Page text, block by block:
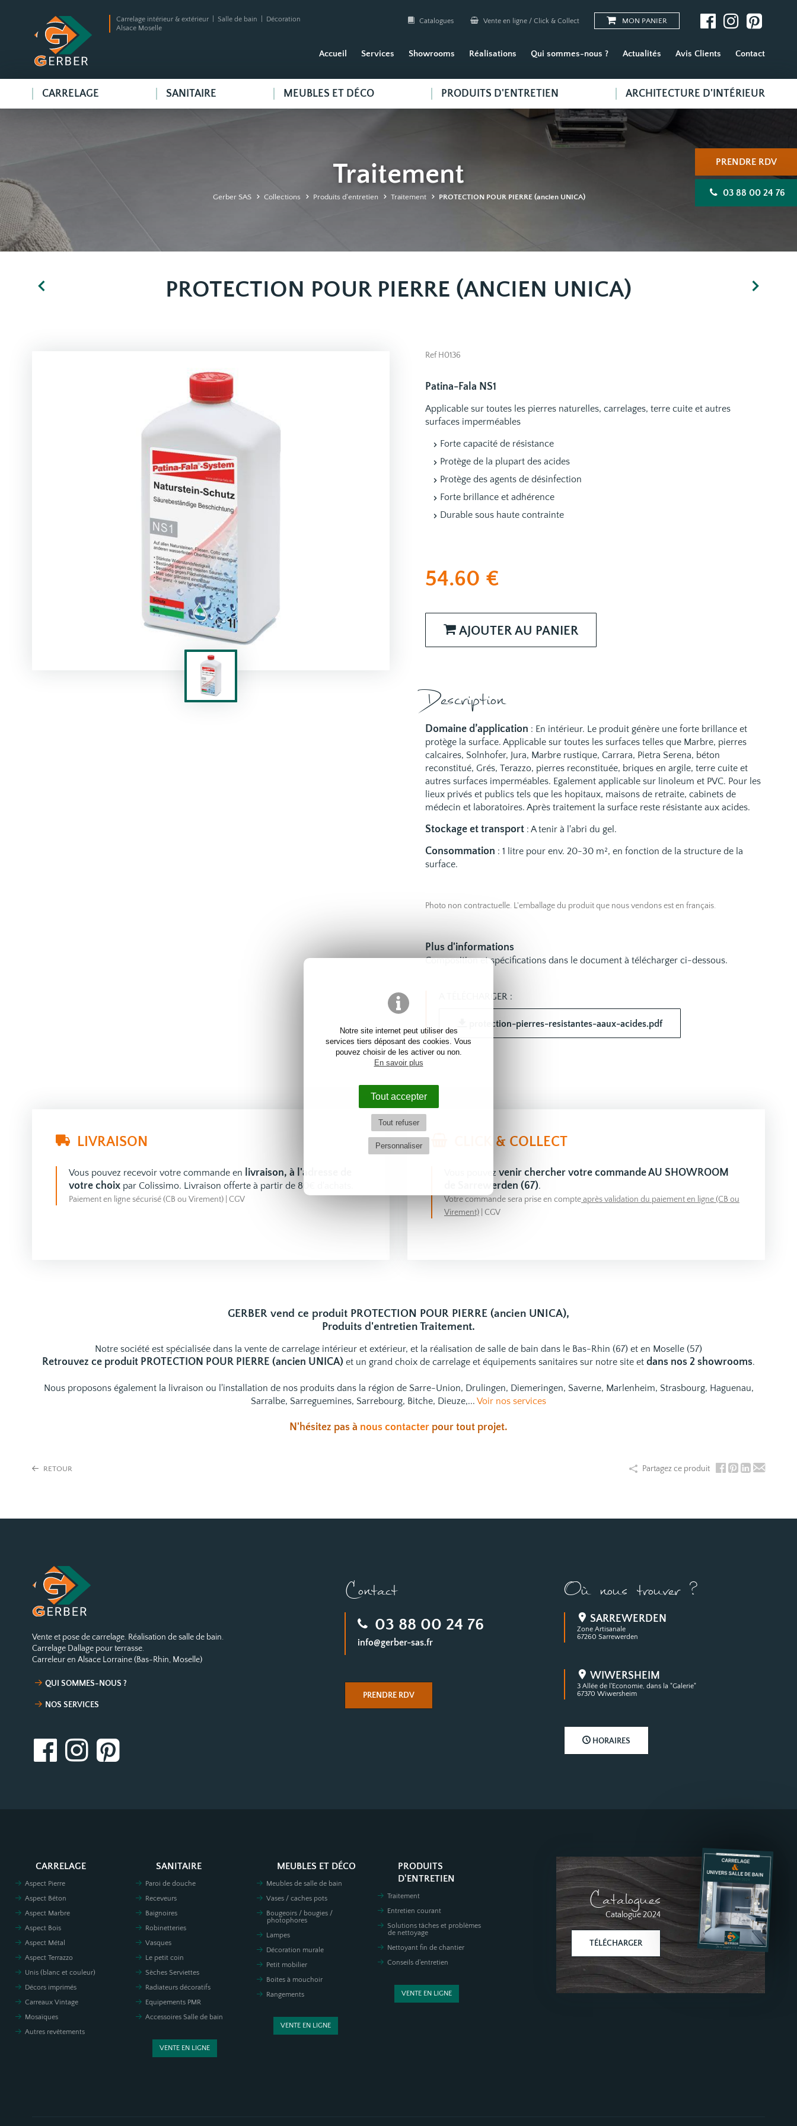
Notre site internet peut utiliser des
services tiers déposant des cookies. Vous
pouvez choisir de les activer ou non.
En savoir plus
Tout accepter
Tout refuser
Personnaliser
Carrelage intérieur & extérieur | Salle de bain | Décoration
Alsace Moselle
Catalogues Vente en ligne / Click & Collect MON PANIER
Accueil Services Showrooms Réalisations Qui sommes-nous ? Actualités Avis Clients Contact
CARRELAGE SANITAIRE MEUBLES ET DÉCO PRODUITS D'ENTRETIEN ARCHITECTURE D'INTÉRIEUR
PRENDRE RDV
03 88 00 24 76
Traitement
Gerber SAS Collections Produits d'entretien Traitement PROTECTION POUR PIERRE (ancien UNICA)
PROTECTION POUR PIERRE (ANCIEN UNICA)
Ref H0136
Patina-Fala NS1
Applicable sur toutes les pierres naturelles, carrelages, terre cuite et autres
surfaces imperméables
Forte capacité de résistance
Protège de la plupart des acides
Protège des agents de désinfection
Forte brillance et adhérence
Durable sous haute contrainte
54.60 €
AJOUTER AU PANIER
Description
Domaine d’application : En intérieur. Le produit génère une forte brillance et
protège la surface. Applicable sur toutes les surfaces telles que Marbre, pierres
calcaires, Solnhofer, Jura, Marbre rustique, Carrara, Pietra Serena, béton
reconstitué, Grés, Terazzo, pierres reconstituée, briques en argile, terre cuite et
autres surfaces imperméables. Egalement applicable sur linoleum et PVC. Pour les
lieux privés et publics tels que les hopitaux, maisons de retraite, cabinets de
médecin et laboratoires. Après traitement la surface reste résistante aux acides.
Stockage et transport : A tenir à l'abri du gel.
Consommation : 1 litre pour env. 20-30 m², en fonction de la structure de la
surface.
Photo non contractuelle. L'emballage du produit que nous vendons est en français.
Plus d'informations
Composition et spécifications dans le document à télécharger ci-dessous.
A TÉLÉCHARGER :
protection-pierres-resistantes-aaux-acides.pdf
LIVRAISON
Vous pouvez recevoir votre commande en livraison, à l'adresse de
votre choixpar Colissimo. Livraison offerte à partir de 80€ d'achats.
Paiement en ligne sécurisé (CB ou Virement)| CGV
CLICK & COLLECT
Vous pouvez venir chercher votre commande AU SHOWROOM
de Sarrewerden (67).
Votre commande sera prise en compteaprès validation du paiement en ligne (CB ou
Virement) CGV
GERBER vend ce produit PROTECTION POUR PIERRE (ancien UNICA),
Produits d'entretien Traitement.
Notre société est spécialisée dans la vente de carrelage intérieur et extérieur, et la réalisation de salle de bain dans le Bas-Rhin (67) et en Moselle (57)
Retrouvez ce produit PROTECTION POUR PIERRE (ancien UNICA) et un grand choix de carrelage et équipements sanitaires sur notre site et dans nos 2 showrooms.
Nous proposons également la livraison ou l'installation de nos produits dans la région de Sarre-Union, Drulingen, Diemeringen, Saverne, Marlenheim, Strasbourg, Haguenau,
Sarralbe, Sarreguemines, Sarrebourg, Bitche, Dieuze,... Voir nos services
N'hésitez pas à nous contacter pour tout projet.
RETOUR Partagez ce produit
Vente et pose de carrelage. Réalisation de salle de bain.
Carrelage Dallage pour terrasse.
Carreleur en Alsace Lorraine (Bas-Rhin, Moselle)
QUI SOMMES-NOUS ?
NOS SERVICES
Contact
03 88 00 24 76
info@gerber-sas.fr
PRENDRE RDV
Où nous trouver ?
SARREWERDEN
Zone Artisanale
67260 Sarrewerden
WIWERSHEIM
3 Allée de l'Economie, dans la "Galerie"
67370 Wiwersheim
HORAIRES
CARRELAGE
Aspect Pierre
Aspect Béton
Aspect Marbre
Aspect Bois
Aspect Métal
Aspect Terrazzo
Unis (blanc et couleur)
Décors imprimés
Carreaux Vintage
Mosaïques
Autres revêtements
SANITAIRE
Paroi de douche
Receveurs
Baignoires
Robinetteries
Vasques
Le petit coin
Sèches Serviettes
Radiateurs décoratifs
Equipements PMR
Accessoires Salle de bain
VENTE EN LIGNE
MEUBLES ET DÉCO
Meubles de salle de bain
Vases / caches pots
Bougeoirs / bougies /
photophores
Lampes
Décoration murale
Petit mobilier
Boites à mouchoir
Rangements
VENTE EN LIGNE
PRODUITS
D'ENTRETIEN
Traitement
Entretien courant
Solutions tâches et problèmes
de nettoyage
Nettoyant fin de chantier
Conseils d'entretien
VENTE EN LIGNE
Catalogues
Catalogue 2024
TÉLÉCHARGER